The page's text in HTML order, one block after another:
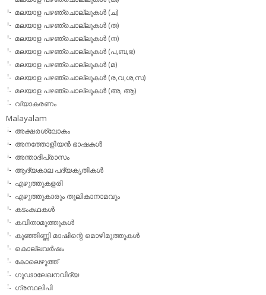
മലയാള പഴഞ്ചൊല്ലുകള്‍ (ച)
മലയാള പഴഞ്ചൊല്ലുകള്‍ (ത)
മലയാള പഴഞ്ചൊല്ലുകള്‍ (ന)
മലയാള പഴഞ്ചൊല്ലുകള്‍ (പ,ബ,ഭ)
മലയാള പഴഞ്ചൊല്ലുകള്‍ (മ)
മലയാള പഴഞ്ചൊല്ലുകള്‍ (ര,വ,ശ,സ)
മലയാള പഴഞ്ചൊല്ലുകൾ (അ, ആ)
വ്യാകരണം
Malayalam
അക്ഷരശ്ലോകം
അനത്തോളിയന്‍ ഭാഷകള്‍
അന്താദിപ്രാസം
ആദ്യകാല പദ്യകൃതികള്‍
എഴുത്തുകളരി
എഴുത്തുകാരും തൂലികാനാമവും
കടംകഥകള്‍
കവിതാമുത്തുകള്‍
കുഞ്ഞിണ്ണി മാഷിന്റെ മൊഴിമുത്തുകള്‍
കൊല്ലവര്‍ഷം
കോലെഴുത്ത്
ഗൂഢാലേഖനവിദ്യ
ഗ്രന്ഥലിപി